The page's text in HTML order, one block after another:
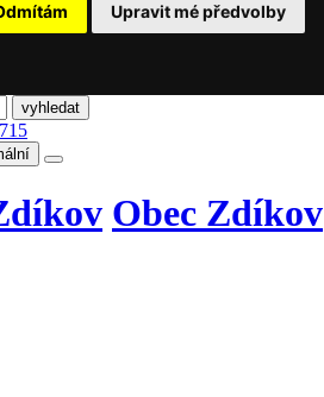
Upravit mé předvolby
Obec Zdíkov